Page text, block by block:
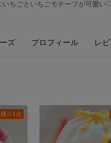
いちごといちごモチーフが可愛
ズ プロフィール レ
残り1点